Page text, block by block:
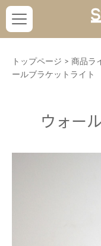
トップページ > 商品ラ
ールブラケットライト
ウォー